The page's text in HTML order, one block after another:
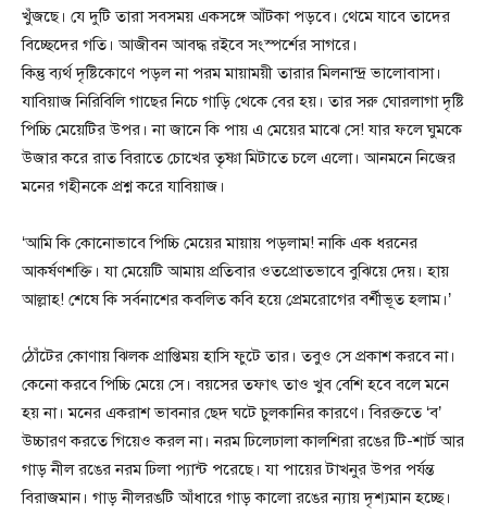
খুঁজছে। যে দুটি তারা সবসময় একসঙ্গে আঁটকা পড়বে। থেমে যাবে তাদের
বিচ্ছেদের গতি। আজীবন আবদ্ধ রইবে সংস্পর্শের সাগরে।
কিন্তু ব্যর্থ দৃষ্টিকোণে পড়ল না পরম মায়াময়ী তারার মিলনান্দ্র ভালোবাসা।
যাবিয়াজ নিরিবিলি গাছের নিচে গাড়ি থেকে বের হয়। তার সরু ঘোরলাগা দৃষ্টি
পিচ্চি মেয়েটির উপর। না জানে কি পায় এ মেয়ের মাঝে সে! যার ফলে ঘুমকে
উজার করে রাত বিরাতে চোখের তৃষ্ণা মিটাতে চলে এলো। আনমনে নিজের
মনের গহীনকে প্রশ্ন করে যাবিয়াজ।
‘আমি কি কোনোভাবে পিচ্চি মেয়ের মায়ায় পড়লাম! নাকি এক ধরনের
আকর্ষণশক্তি। যা মেয়েটি আমায় প্রতিবার ওতপ্রোতভাবে বুঝিয়ে দেয়। হায়
আল্লাহ! শেষে কি সর্বনাশের কবলিত কবি হয়ে প্রেমরোগের বর্শীভূত হলাম।’
ঠোঁটের কোণায় ঝিলক প্রাপ্তিময় হাসি ফুটে তার। তবুও সে প্রকাশ করবে না।
কেনো করবে পিচ্চি মেয়ে সে। বয়সের তফাৎ তাও খুব বেশি হবে বলে মনে
হয় না। মনের একরাশ ভাবনার ছেদ ঘটে চুলকানির কারণে। বিরক্ততে ‘ব’
উচ্চারণ করতে গিয়েও করল না। নরম ঢিলেঢালা কালশিরা রঙের টি-শার্ট আর
গাড় নীল রঙের নরম ঢিলা প্যান্ট পরেছে। যা পায়ের টাখনুর উপর পর্যন্ত
বিরাজমান। গাড় নীলরঙটি আঁধারে গাড় কালো রঙের ন্যায় দৃশ্যমান হচ্ছে।